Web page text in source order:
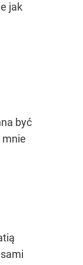
jak
być
mnie